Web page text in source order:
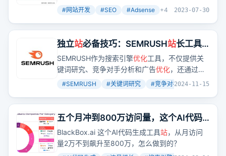
提升。这是否意味着技术 优化
和SEO策略是提高
#网站开发 #SEO #Adsense +4 2023-07-30
独立站必备技巧：SEMRUSH站长工具
怎么使用？完整工具操作指南（2024）
SEMRUSH作为搜索引擎优化工具，不仅提供关
键词研究、竞争对手分析和广告优化，还通过有
机研究、有机搜索排名等功能，帮助用户深入挖
掌握这些功能，是不是就能在SEO领域更进一步
了呢？
#SEMRUSH #关键词研究 #竞争对手分析 +4
2024-11-15
五个月冲到800万访问量，这个AI代码
生成工具站好猛
BlackBox.ai 这个AI代码生成工具站，从月访问
量2万不到飙升至800万，怎么做到的？